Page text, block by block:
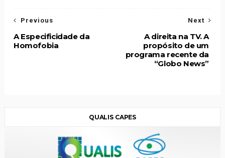
Next
A direita na TV. A
propósito de um
programa recente da
“Globo News”
Previous
A Especificidade da
Homofobia
QUALIS CAPES